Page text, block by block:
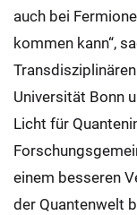
auch bei
kommen kann“,
Universität Bonn
Licht für
einem besseren
der Quantenwelt